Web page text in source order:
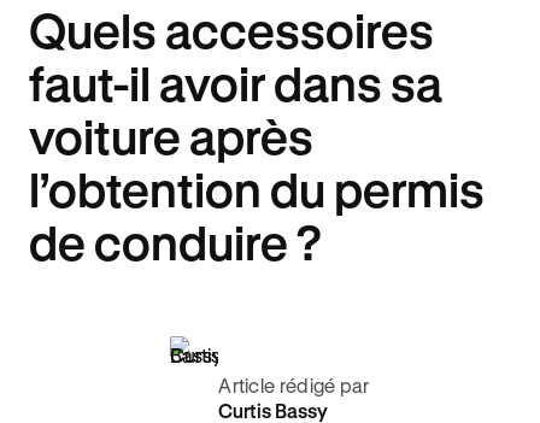
Quels accessoires
faut-il avoir dans sa
voiture après
l’obtention du permis
de conduire ?
Article rédigé par
Curtis Bassy